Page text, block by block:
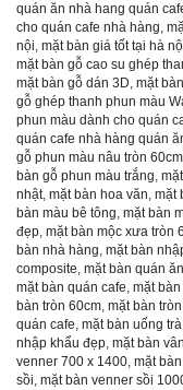
quán ăn nhà hang quán
cho quán cafe nhà hàng,
nội, mặt bàn giá tốt tại hà
mặt bàn gỗ cao su ghép
mặt bàn gỗ dán 3D, mặt
gỗ ghép thanh phun màu
phun màu dành cho quán
quán cafe nhà hàng quán
gỗ phun màu nâu tròn 60cm
bàn gỗ phun màu trắng,
nhật, mặt bàn hoa văn, mặt
bàn màu bê tông, mặt bàn
đẹp, mặt bàn mộc xưa tròn
bàn nhà hàng, mặt bàn
composite, mặt bàn quán ăn
mặt bàn quán cafe, mặt
bàn tròn 60cm, mặt bàn
quán cafe, mặt bàn uống
nhập khẩu đẹp, mặt bàn
venner 700 x 1400, mặt
sồi, mặt bàn venner sồi